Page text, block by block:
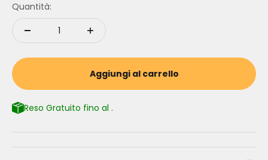
Quantità:
Aggiungi al carrello
Reso Gratuito fino al .